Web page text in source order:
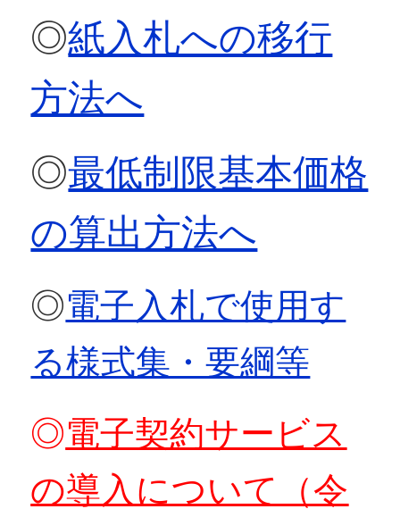
◎紙入札への移行
方法へ
◎最低制限基本価格
の算出方法へ
◎電子入札で使用す
る様式集・要綱等
◎電子契約サービス
の導入について（令